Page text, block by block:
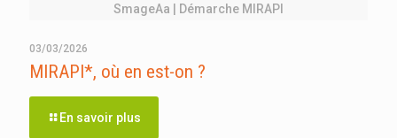
SmageAa | Démarche MIRAPI
03/03/2026
MIRAPI*, où en est-on ?
En savoir plus